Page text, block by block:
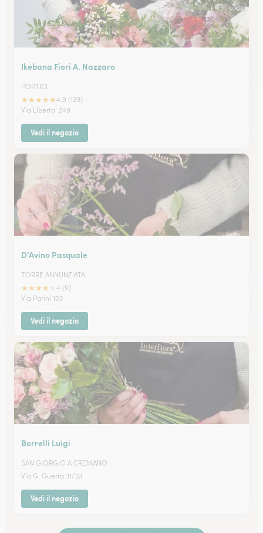
Ikebana Fiori A. Nazzaro
PORTICI
★★★★★4.9 (129)
Via Liberta' 249
Vedi il negozio
D’Avino Pasquale
TORRE ANNUNZIATA
★★★★
4 (9)
Via Parini 103
Vedi il negozio
Borrelli Luigi
SAN GIORGIO A CREMANO
Via G. Guerra 31/33
Vedi il negozio